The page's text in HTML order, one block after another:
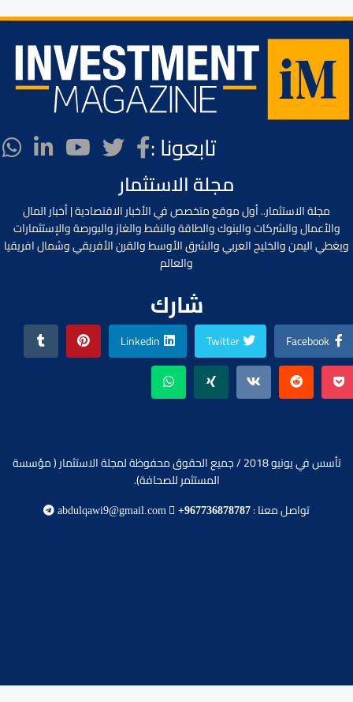
تابعونا :
مجلة الاستثمار
مجلة الاستثمار.. أول موقع متخصص في الأخبار الاقتصادية | أخبار المال
والأعمال والشركات والبنوك والطاقة والنفط والغاز والبورصة والإستثمارات
ويغطي اليمن والخليج العربي والشرق الأوسط والقرن الأفريقي وشمال افريقيا
والعالم
شارك
Facebook
Twitter
Linkedin
تأسس في يونيو 2018 / جميع الحقوق محفوظة لمجلة الاستثمار ( مؤسسة
المستثمر للصحافة).
تواصل معنا : +967736878787
abdulqawi9@gmail.com